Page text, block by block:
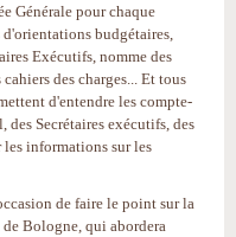
Générale pour chaque
budgétaires,
Exécutifs, nomme des
des charges... Et tous
d'entendre les compte-
des Secrétaires exécutifs, des
les informations sur les
de faire le point sur la
de Bologne, qui abordera